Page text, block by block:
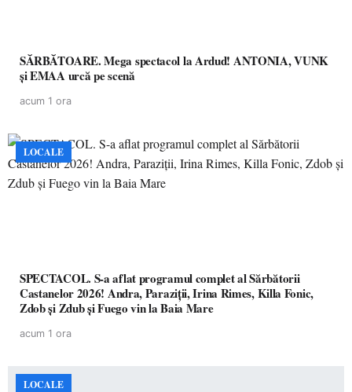
SĂRBĂTOARE. Mega spectacol la Ardud! ANTONIA, VUNK
și EMAA urcă pe scenă
acum 1 ora
LOCALE
SPECTACOL. S-a aflat programul complet al Sărbătorii
Castanelor 2026! Andra, Paraziții, Irina Rimes, Killa Fonic,
Zdob și Zdub și Fuego vin la Baia Mare
acum 1 ora
LOCALE